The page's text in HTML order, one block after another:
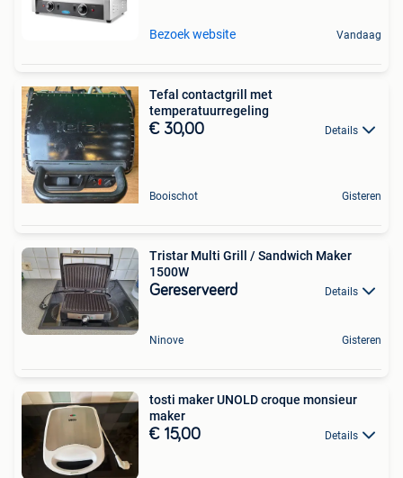
Bezoek website Vandaag
Tefal contactgrill met
temperatuurregeling
€ 30,00 Details
Booischot Gisteren
Tristar Multi Grill / Sandwich Maker
1500W
Gereserveerd Details
Ninove Gisteren
tosti maker UNOLD croque monsieur
maker
€ 15,00 Details